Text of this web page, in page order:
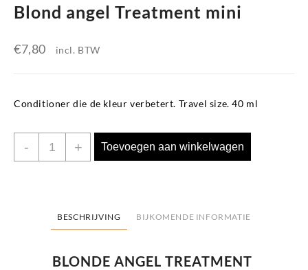
Blond angel Treatment mini
€7,80 incl. BTW
Conditioner die de kleur verbetert. Travel size. 40 ml
-
Blond
angel
+ Toevoegen aan winkelwagen
BESCHRIJVING BIJKOMENDE INFORMATIE
BLONDE ANGEL TREATMENT